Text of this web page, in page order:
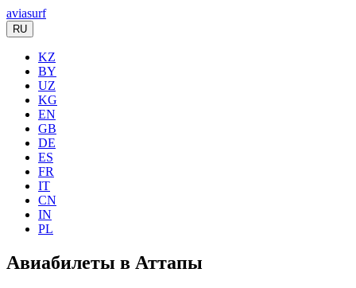
aviasurf
RU
KZ
BY
UZ
KG
EN
GB
DE
ES
FR
IT
CN
IN
PL
Авиабилеты в Аттапы